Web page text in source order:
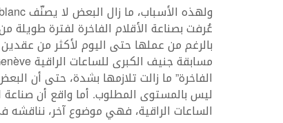
بالرغم من عملها حتى اليوم لأكثر من
الفاخرة” ما زالت تلازمها بشدة، حتى أن
ليس بالمستوى المطلوب. أما واقع أن صناعة
الساعات الراقية، فهي موضوع آخر، نناقشه